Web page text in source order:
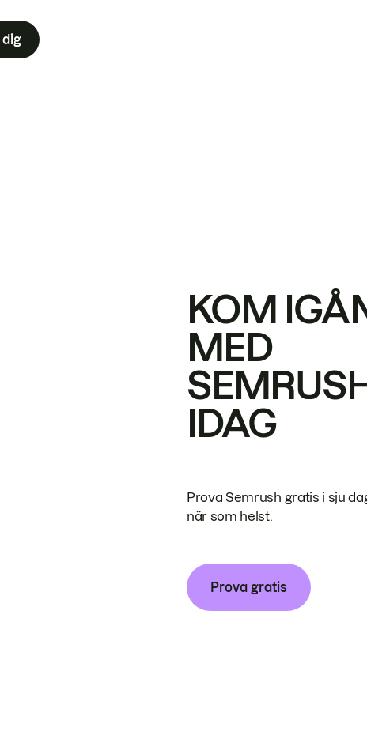
dig
KOM
MED
IDAG
Prova Semrush gratis i sju
när som helst.
Prova gratis